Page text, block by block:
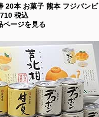
20本 お菓子 熊本 フジバンビ
税込
ページを見る